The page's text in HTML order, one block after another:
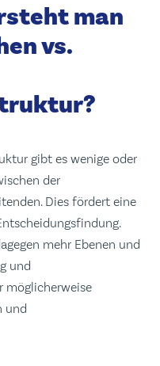
man
vs.
gibt es wenige oder
der
Dies fördert eine
mehr Ebenen und
und
möglicherweise
und